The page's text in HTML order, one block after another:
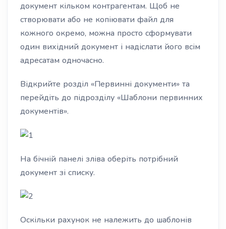
документ кільком контрагентам. Щоб не
створювати або не копіювати файл для
кожного окремо, можна просто сформувати
один вихідний документ і надіслати його всім
адресатам одночасно.
Відкрийте розділ «Первинні документи» та
перейдіть до підрозділу «Шаблони первинних
документів».
На бічній панелі зліва оберіть потрібний
документ зі списку.
Оскільки рахунок не належить до шаблонів